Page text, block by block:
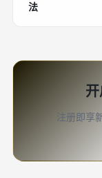
法
注册即享